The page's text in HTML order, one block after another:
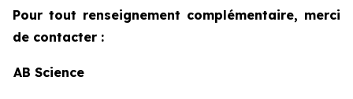
Pour tout renseignement complémentaire, merci
de contacter :
AB Science